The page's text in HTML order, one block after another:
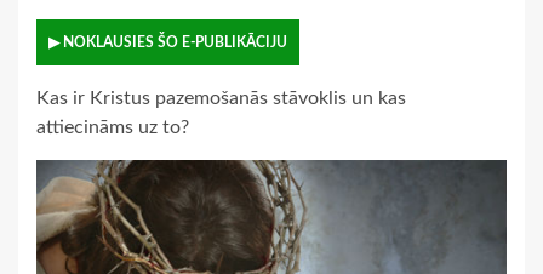
▶ NOKLAUSIES ŠO E-PUBLIKĀCIJU
Kas ir Kristus pazemošanās stāvoklis un kas
attiecināms uz to?